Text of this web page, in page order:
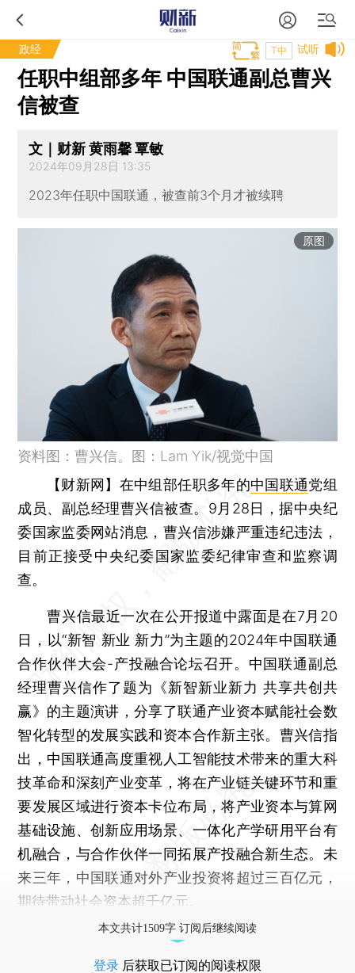
政经 试听
T中
任职中组部多年 中国联通副总曹兴
信被查
文｜财新 黄雨馨 覃敏
2024年09月28日 13:35
2023年任职中国联通，被查前3个月才被续聘
原图
资料图：曹兴信。图：Lam Yik/视觉中国
【财新网】 在中组部任职多年的中国联通党组
成员、副总经理曹兴信被查。9月28日，据中央纪
委国家监委网站消息，曹兴信涉嫌严重违纪违法，
目前正接受中央纪委国家监委纪律审查和监察调
查。
曹兴信最近一次在公开报道中露面是在7月20
日，以“新智 新业 新力”为主题的2024年中国联通
合作伙伴大会-产投融合论坛召开。中国联通副总
经理曹兴信作了题为《新智新业新力 共享共创共
赢》的主题演讲，分享了联通产业资本赋能社会数
智化转型的发展实践和资本合作新主张。曹兴信指
出，中国联通高度重视人工智能技术带来的重大科
技革命和深刻产业变革，将在产业链关键环节和重
要发展区域进行资本卡位布局，将产业资本与算网
基础设施、创新应用场景、一体化产学研用平台有
机融合，与合作伙伴一同拓展产投融合新生态。未
来三年，中国联通对外产业投资将超过三百亿元，
期待带动社会资本超千亿元。
本文共计1509字 订阅后继续阅读
登录 后获取已订阅的阅读权限